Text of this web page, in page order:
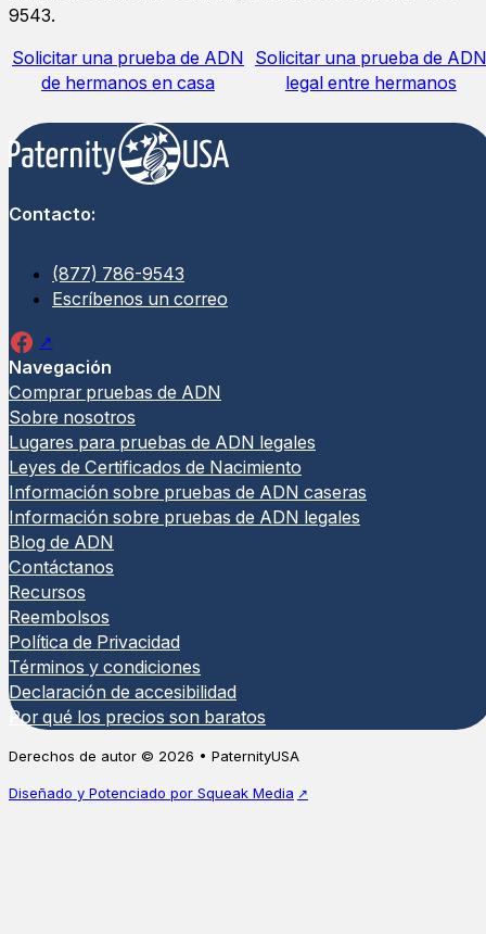
9543.
Solicitar una prueba de ADN
de hermanos en casa
Solicitar una prueba de ADN
legal entre hermanos
Contacto:
(877) 786-9543
Escríbenos un correo
Navegación
Comprar pruebas de ADN
Sobre nosotros
Lugares para pruebas de ADN legales
Leyes de Certificados de Nacimiento
Información sobre pruebas de ADN caseras
Información sobre pruebas de ADN legales
Blog de ADN
Contáctanos
Recursos
Reembolsos
Política de Privacidad
Términos y condiciones
Declaración de accesibilidad
Por qué los precios son baratos
Derechos de autor © 2026 • PaternityUSA
Diseñado y Potenciado por Squeak Media